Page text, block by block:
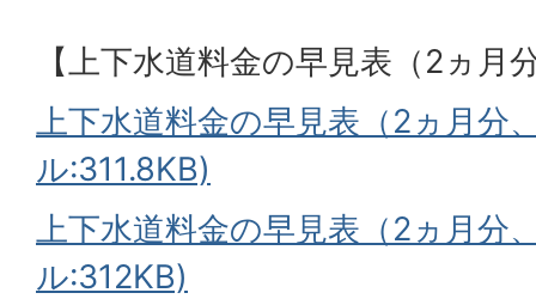
【上下水道料金の早見表（2ヵ月
上下水道料金の早見表（2ヵ月分
ル:311.8KB)
上下水道料金の早見表（2ヵ月分
ル:312KB)